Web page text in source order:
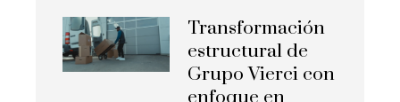
Transformación
estructural de
Grupo Vierci con
enfoque en